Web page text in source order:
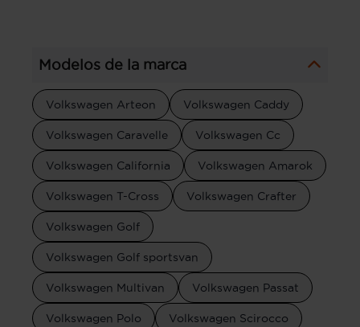
Modelos de la marca
Volkswagen Arteon Volkswagen Caddy
Volkswagen Caravelle Volkswagen Cc
Volkswagen California Volkswagen Amarok
Volkswagen T-Cross Volkswagen Crafter
Volkswagen Golf
Volkswagen Golf sportsvan
Volkswagen Multivan Volkswagen Passat
Volkswagen Polo Volkswagen Scirocco